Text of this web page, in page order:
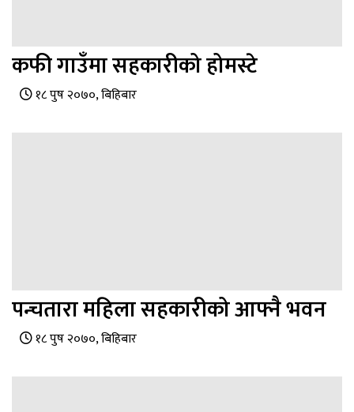
कफी गाउँमा सहकारीको होमस्टे
१८ पुष २०७०, बिहिबार
पन्चतारा महिला सहकारीको आफ्नै भवन
१८ पुष २०७०, बिहिबार